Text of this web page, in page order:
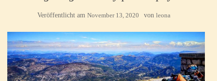
Veröffentlicht am November 13, 2020 von leona